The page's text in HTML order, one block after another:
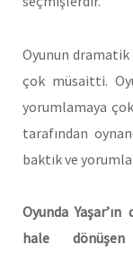
Oyunun dramatik
çok müsaitti.
yorumlamaya
tarafından
baktık ve
Oyunda
hale